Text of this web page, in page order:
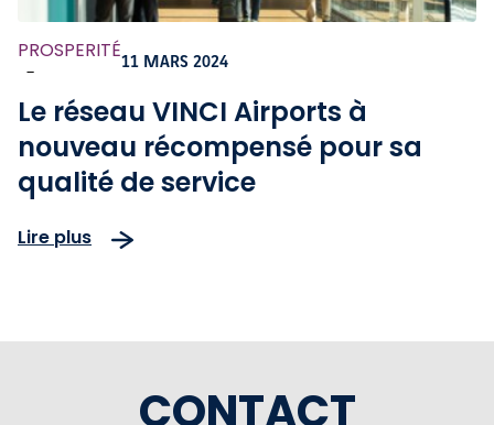
PROSPERITÉ
-
11 MARS 2024
Le réseau VINCI Airports à
nouveau récompensé pour sa
qualité de service
Lire plus
CONTACT